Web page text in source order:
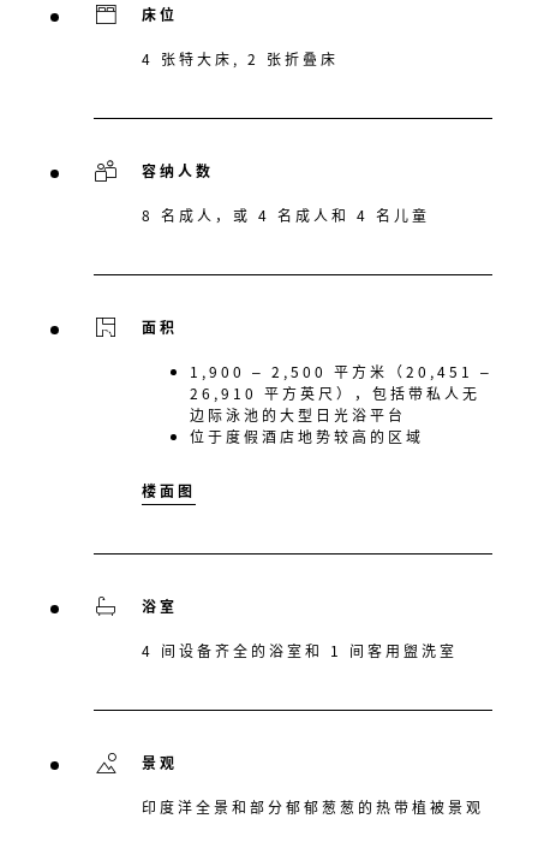
床位
4 张特大床, 2 张折叠床
容纳人数
8 名成人，或 4 名成人和 4 名儿童
面积
1,900 – 2,500 平方米（20,451 –
26,910 平方英尺），包括带私人无
边际泳池的大型日光浴平台
位于度假酒店地势较高的区域
楼面图
浴室
4 间设备齐全的浴室和 1 间客用盥洗室
景观
印度洋全景和部分郁郁葱葱的热带植被景观